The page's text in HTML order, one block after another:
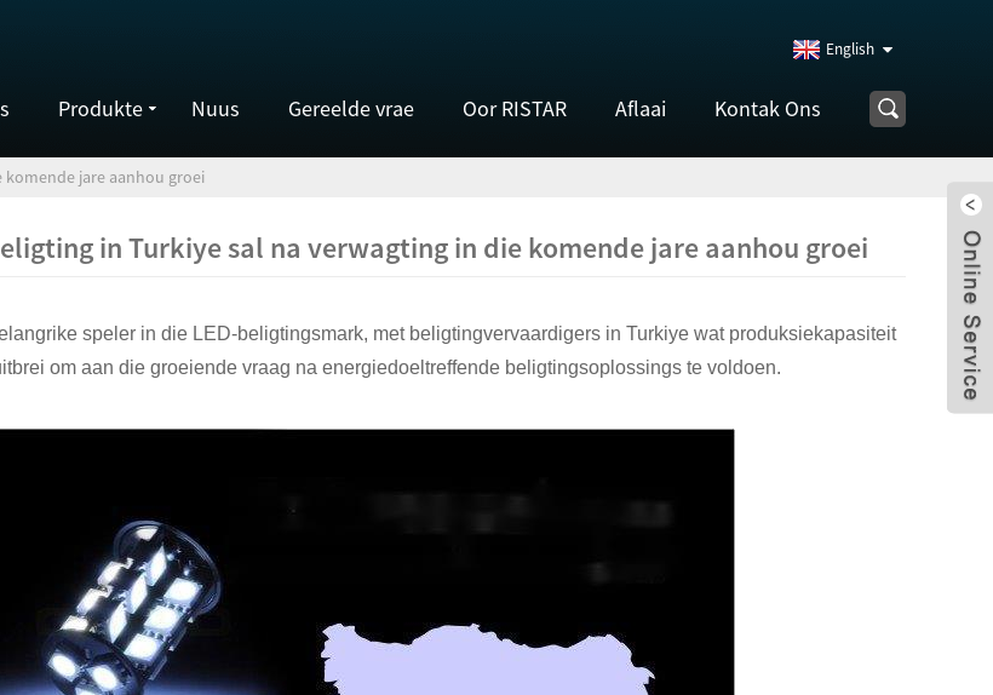
English
Produkte Nuus Gereelde vrae Oor RISTAR Aflaai Kontak Ons
komende jare aanhou groei
in Turkiye sal na verwagting in die komende jare aanhou groei
speler in die LED-beligtingsmark, met beligtingvervaardigers in Turkiye wat produksiekapasiteit
om aan die groeiende vraag na energiedoeltreffende beligtingsoplossings te voldoen.